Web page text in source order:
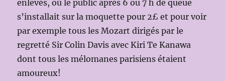
enlevés, où le public après 6 ou 7 h de queue
s’installait sur la moquette pour 2£ et pour voir
par exemple tous les Mozart dirigés par le
regretté Sir Colin Davis avec Kiri Te Kanawa
dont tous les mélomanes parisiens étaient
amoureux!